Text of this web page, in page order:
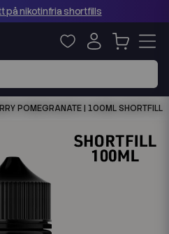
på nikotinfria shortfills
POMEGRANATE | 100ML SHORTFILL